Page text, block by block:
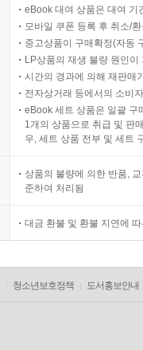
eBook 대여 상품은 대여 기
모바일 쿠폰 등록 후 취소/
중고상품이 구매확정(자동
LP상품의 재생 불량 원인
시간의 경과에 의해 재판매
전자상거래 등에서의 소비
eBook 세트 상품은 일괄 구
1개의 상품으로 취급 및 판
우, 세트 상품 전부 및 세트
상품의 불량에 의한 반품,
준하여 처리됨
대금 환불 및 환불 지연에
청소년보호정책 도서홍보안내